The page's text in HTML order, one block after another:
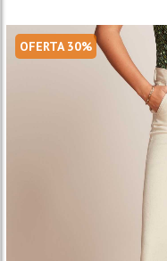
OFERTA 30%